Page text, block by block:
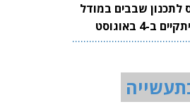
לתכנון שבבים במודל
Agile CI/CD יתקיים ב-4 באוגוסט